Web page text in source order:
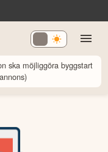
ska möjliggöra byggstart